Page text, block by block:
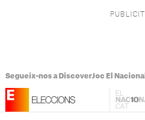
Segueix-nos a DiscoverJoc El Nacional